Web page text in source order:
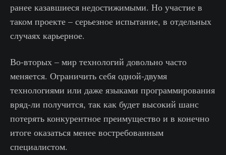
ранее казавшиеся недостижимыми. Но участие в
таком проекте – серьезное испытание, в отдельных
случаях карьерное.
Во-вторых – мир технологий довольно часто
меняется. Ограничить себя одной-двумя
технологиями или даже языками программирования
вряд-ли получится, так как будет высокий шанс
потерять конкурентное преимущество и в конечно
итоге оказаться менее востребованным
специалистом.